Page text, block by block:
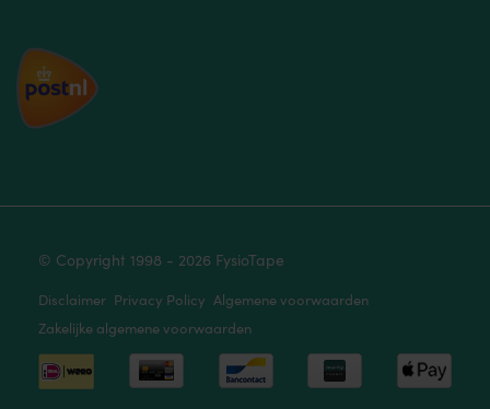
© Copyright 1998 - 2026 FysioTape
Disclaimer Privacy Policy Algemene voorwaarden
Zakelijke algemene voorwaarden